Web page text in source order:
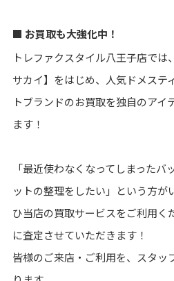
■ お買取も大強化中！
トレファクスタイル八王子店で
サカイ】をはじめ、人気ドメステ
トブランドのお買取を独自のアイ
ます！
「最近使わなくなってしまった
ットの整理をしたい」という方が
ひ当店の買取サービスをご利用く
に査定させていただきます！
皆様のご来店・ご利用を、スタッ